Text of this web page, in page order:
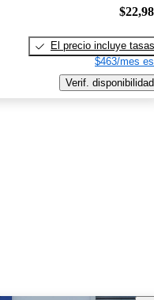
El precio incluye tasas
$463/mes
Verif. disponibilidad